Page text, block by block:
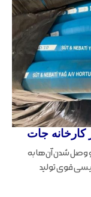
کارخانه جات
و وصل شدن آن‌ها به
قوی تولید